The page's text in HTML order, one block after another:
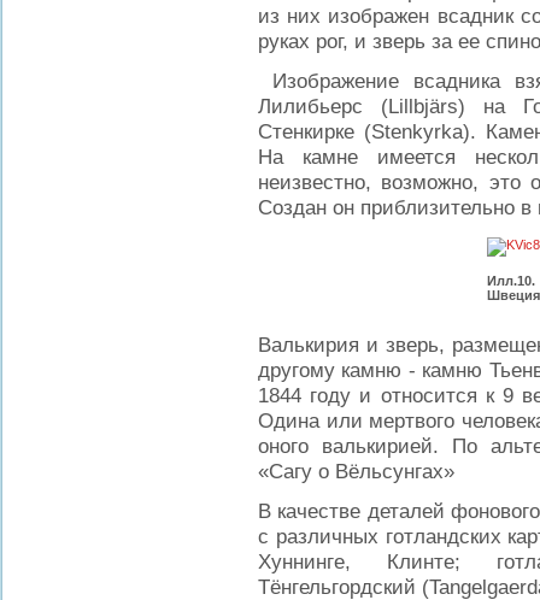
из них изображен всадник
руках рог, и зверь за ее
Изображение всадника
Лилибьерс (Lillbjärs) на
Стенкирке (Stenkyrka).
На камне имеется
неизвестно, возможно, это
Создан он приблизительно в
Швеция
Валькирия и зверь,
другому камню - камню
1844 году и относится к 9
Одина или мертвого
оного валькирией. По
«Сагу о Вёльсунгах»
В качестве деталей
с различных готландских
Хуннинге, Клинте;
Тёнгельгордский